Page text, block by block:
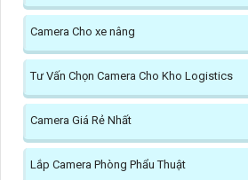
Camera Cho xe nâng
Tư Vấn Chọn Camera Cho Kho Logistics
Camera Giá Rẻ Nhất
Lắp Camera Phòng Phẩu Thuật